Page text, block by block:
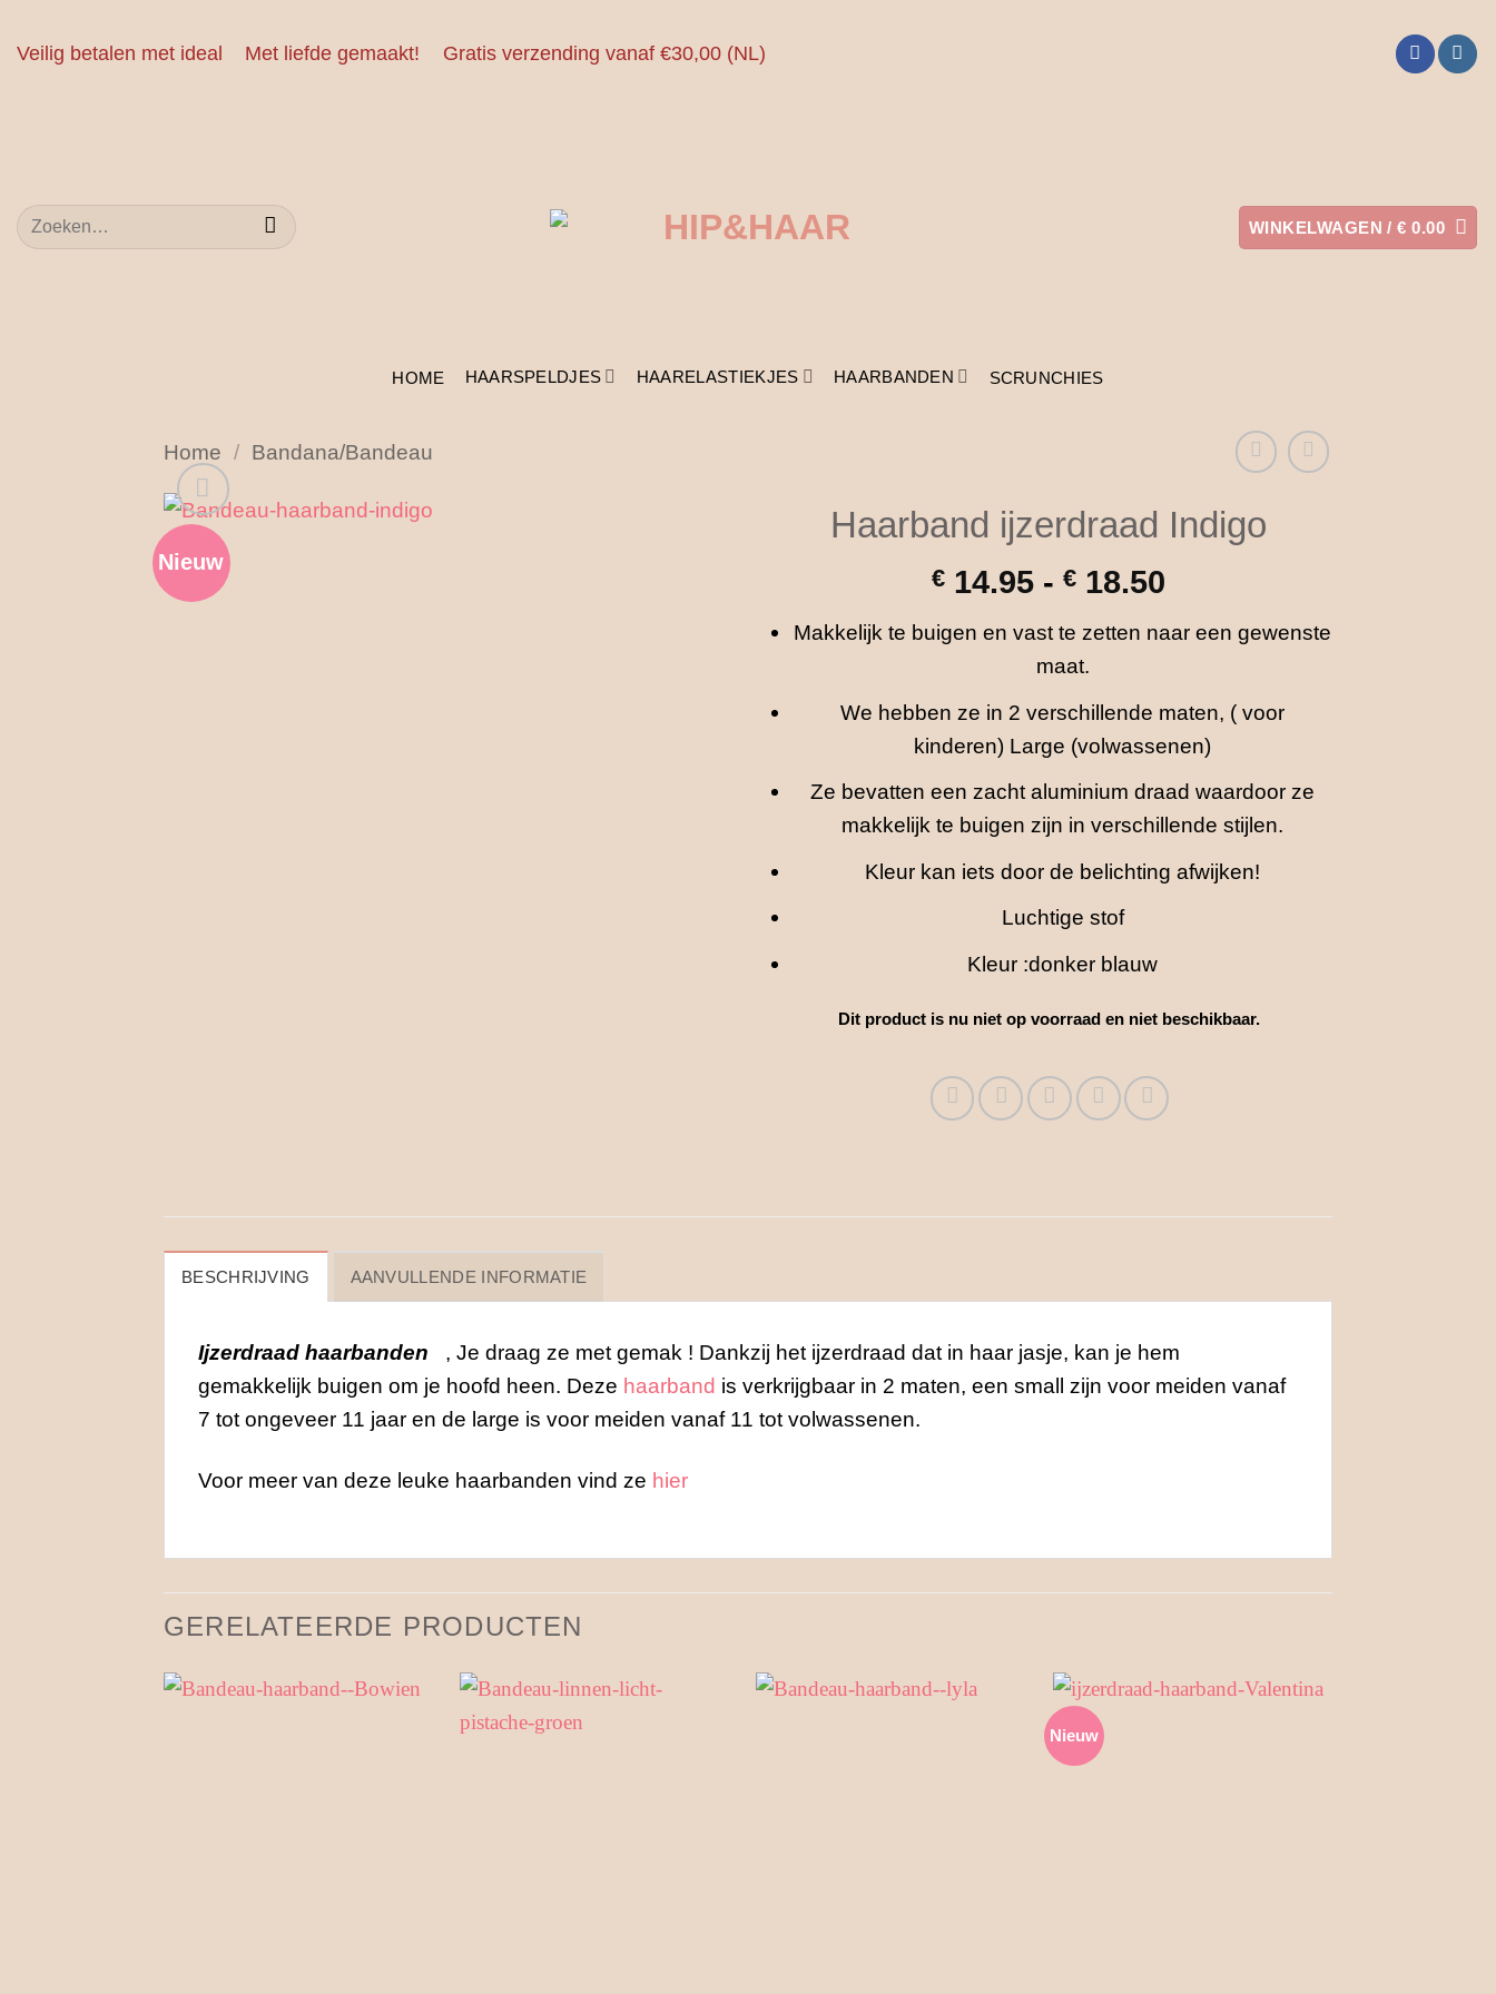
naar
Veilig betalen met ideal Met liefde gemaakt! Gratis verzending vanaf €30,00 (NL)
Zoeken
naar:
WINKELWAGEN /€ 0.00
HOME HAARSPELDJES HAARELASTIEKJES HAARBANDEN SCRUNCHIES
Home / Bandana/Bandeau
Nieuw
Haarband ijzerdraad Indigo
€ 14.95 - € 18.50
tot
Makkelijk te buigen en vast te zetten naar een gewenste
maat.
We hebben ze in 2 verschillende maten, ( voor
kinderen) Large (volwassenen)
Ze bevatten een zacht aluminium draad waardoor ze
makkelijk te buigen zijn in verschillende stijlen.
Kleur kan iets door de belichting afwijken!
Luchtige stof
Kleur :donker blauw
Dit product is nu niet op voorraad en niet beschikbaar.
BESCHRIJVING AANVULLENDE INFORMATIE
Ijzerdraad haarbanden
, Je draag ze met gemak ! Dankzij het ijzerdraad dat in haar jasje, kan je hem
gemakkelijk buigen om je hoofd heen. Deze haarband is verkrijgbaar in 2 maten, een small zijn voor meiden vanaf
7 tot ongeveer 11 jaar en de large is voor meiden vanaf 11 tot volwassenen.
Voor meer van deze leuke haarbanden vind ze hier
GERELATEERDE PRODUCTEN
Nieuw